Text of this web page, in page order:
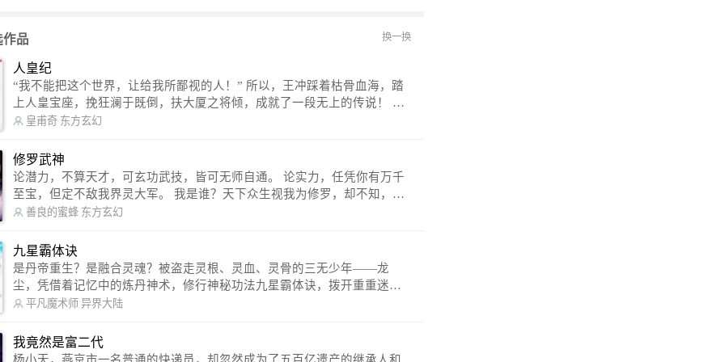
作品 换一换
人皇纪
“我不能把这个世界，让给我所鄙视的人！” 所以，王冲踩着枯骨血海，踏
上人皇宝座，挽狂澜于既倒，扶大厦之将倾，成就了一段无上的传说！ 微
信公众号：皇甫奇 （微信号：huangfuqi1985） 新浪微博：皇甫奇（地址：
皇甫奇 东方玄幻
修罗武神
论潜力，不算天才，可玄功武技，皆可无师自通。 论实力，任凭你有万千
至宝，但定不敌我界灵大军。 我是谁？天下众生视我为修罗，却不知，我
以修罗成武神。 （想看修罗武神番外，请关注蜜蜂微信公众号：善良的蜜
善良的蜜蜂 东方玄幻
九星霸体诀
是丹帝重生？是融合灵魂？被盗走灵根、灵血、灵骨的三无少年——龙
尘，凭借着记忆中的炼丹神术，修行神秘功法九星霸体诀，拨开重重迷
雾，解开惊天之局。 手掌天地乾坤，脚踏日月星辰，勾搭各色美女，
哭。 本故事纯属虚构，如有雷同，那就是真事儿，想要对号入座，抓
紧时间进群：487963015 微信公众号：平凡魔术师,或者搜索：pingfanmosh
平凡魔术师 异界大陆
我竟然是富二代